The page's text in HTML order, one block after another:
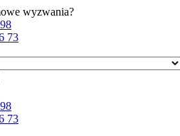
wyzwania?
73
73